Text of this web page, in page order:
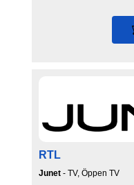
RTL
Junet - TV, Öppen TV